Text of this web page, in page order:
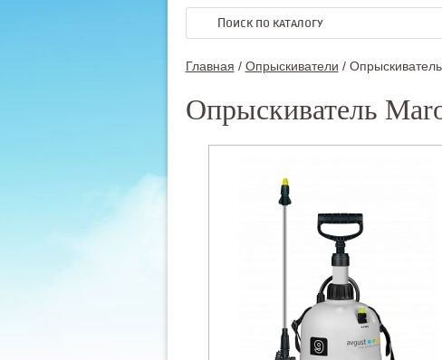
Главная / Опрыскиватели /
Опрыскиватель